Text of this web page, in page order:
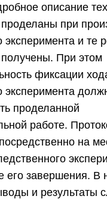
описание
при
эксперимента и те
При этом
фиксации
эксперимента
проделанной
работе.
на
его завершения. В
и результаты